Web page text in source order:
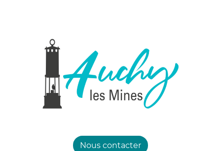
l’accueil des élèves. Des aménagements
d’horaires, d’activités ou de locaux peuvent
être mis en œuvre par les établissements et
les collectivités afin de limiter l’exposition
des enfants à la chaleur et de garantir leur
sécurité, après échanges avec l’inspecteur
Arrêtés préfectorauxNous contacter